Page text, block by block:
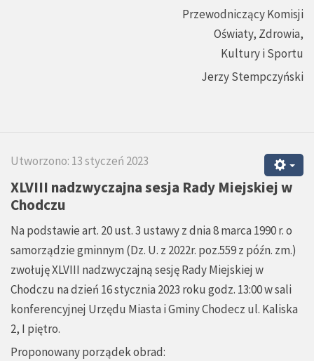
Przewodniczący Komisji
Oświaty, Zdrowia,
Kultury i Sportu
Jerzy Stempczyński
Utworzono: 13 styczeń 2023
XLVIII nadzwyczajna sesja Rady Miejskiej w
Chodczu
Na podstawie art. 20 ust. 3 ustawy z dnia 8 marca 1990 r. o
samorządzie gminnym (Dz. U. z 2022r. poz.559 z późn. zm.)
zwołuję XLVIII nadzwyczajną sesję Rady Miejskiej w
Chodczu na dzień 16 stycznia 2023 roku godz. 13:00 w sali
konferencyjnej Urzędu Miasta i Gminy Chodecz ul. Kaliska
2, I piętro.
Proponowany porządek obrad: